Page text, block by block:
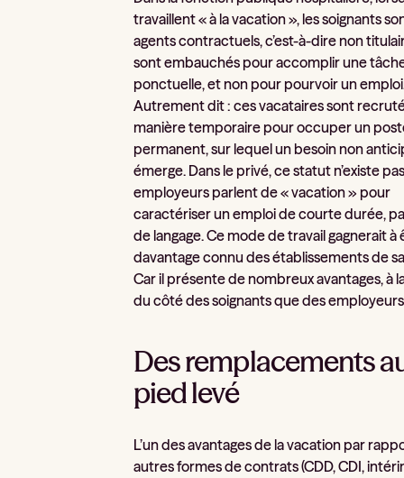
travaillent « à la vacation », les soignants
agents contractuels, c’est-à-dire non
sont embauchés pour accomplir une
ponctuelle, et non pour pourvoir un
Autrement dit : ces vacataires sont
manière temporaire pour occuper un
permanent, sur lequel un besoin non
émerge. Dans le privé, ce statut n’existe
employeurs parlent de « vacation » pour
caractériser un emploi de courte durée,
de langage. Ce mode de travail gagnerait à
davantage connu des établissements de
Car il présente de nombreux avantages, à
du côté des soignants que des
Des remplacements
pied levé
L’un des avantages de la vacation par
autres formes de contrats (CDD, CDI,